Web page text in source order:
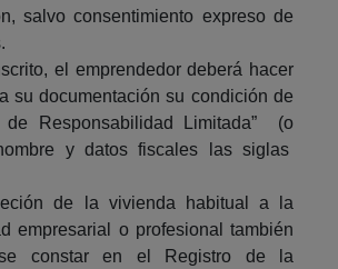
salvo consentimiento expreso de
el emprendedor deberá hacer
su documentación su condición de
de Responsabilidad Limitada” (o
y datos fiscales las siglas
de la vivienda habitual a la
empresarial o profesional también
constar en el Registro de la